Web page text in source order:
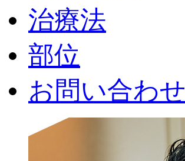
治療法
部位
お問い合わせ